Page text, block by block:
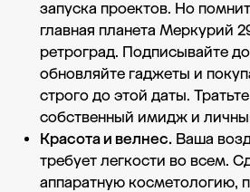
запуска проектов. Но
главная планета Меркурий
ретроград. Подписывайте
обновляйте гаджеты и
строго до этой даты.
собственный имидж и
Красота и велнес. Ваша
требует легкости во всем.
аппаратную косметологию,